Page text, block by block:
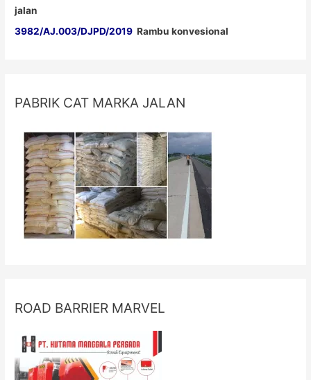
jalan
3982/AJ.003/DJPD/2019 Rambu konvesional
PABRIK CAT MARKA JALAN
ROAD BARRIER MARVEL